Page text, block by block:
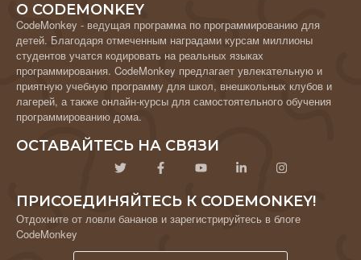
О CODEMONKEY
CodeMonkey - ведущая программа по программированию для
детей. Благодаря отмеченным наградами курсам миллионы
студентов учатся кодировать на реальных языках
программирования. CodeMonkey предлагает увлекательную и
приятную учебную программу для школ, внешкольных клубов и
лагерей, а также онлайн-курсы для самостоятельного обучения
программированию дома.
ОСТАВАЙТЕСЬ НА СВЯЗИ
ПРИСОЕДИНЯЙТЕСЬ К CODEMONKEY!
Отдохните от ловли бананов и зарегистрируйтесь в блоге
CodeMonkey